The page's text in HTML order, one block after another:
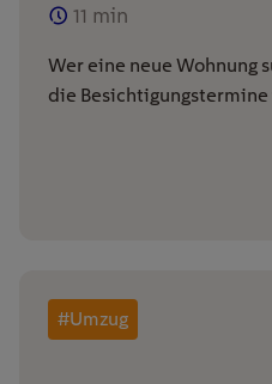
11 min
Wer eine neue Wohnung
die
#Umzug